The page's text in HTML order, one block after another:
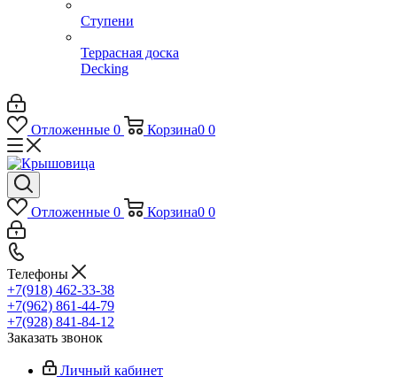
Ступени
Террасная доска
Decking
Отложенные 0 Корзина0 0
Отложенные 0 Корзина0 0
Телефоны
+7(918) 462-33-38
+7(962) 861-44-79
+7(928) 841-84-12
Заказать звонок
Личный кабинет